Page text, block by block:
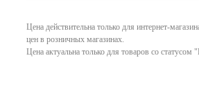
Цена действительна только для интернет-
цен в розничных магазинах.
Цена актуальна только для товаров со статусом